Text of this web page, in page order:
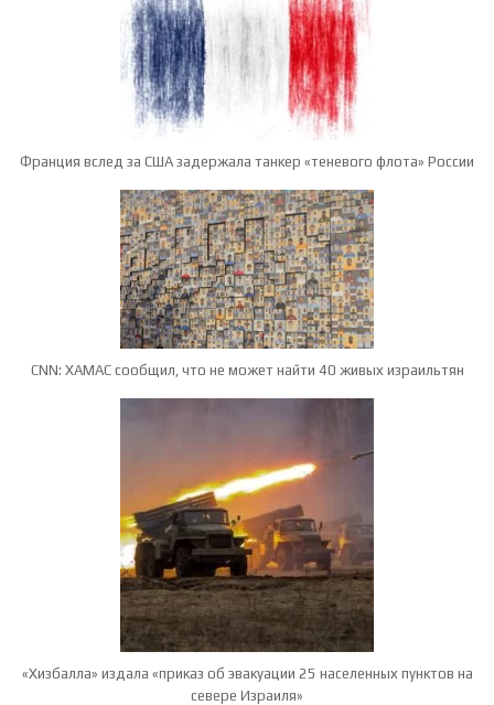
Франция вслед за США задержала танкер «теневого флота» России
CNN: ХАМАС сообщил, что не может найти 40 живых израильтян
«Хизбалла» издала «приказ об эвакуации 25 населенных пунктов на
севере Израиля»